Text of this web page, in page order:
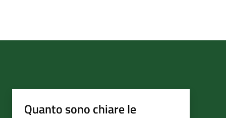
Quanto sono chiare le